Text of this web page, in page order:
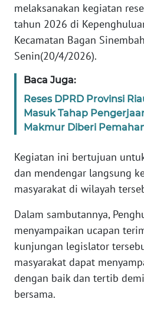
melaksanakan kegiatan
tahun 2026 di
Kecamatan Bagan
Senin(20/4/2026).
Baca Juga:
Reses DPRD Provinsi
Masuk Tahap
Makmur Diberi
Kegiatan ini bertujuan
dan mendengar langsung
masyarakat di wilayah
Dalam sambutannya,
menyampaikan ucapan
kunjungan legislator
masyarakat dapat
dengan baik dan tertib
bersama.
REDAKSI
KARIR
DISCLAIMER
Wahana
Regional
WN
SUMUT
JAKARTA
WN
BANTEN